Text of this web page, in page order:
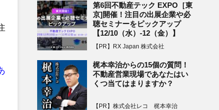
第6回不動産テック EXPO［東
京]開催！注目の出展企業や必
聴セミナーをピックアップ
【12/10（水）-12（金）】
【PR】RX Japan 株式会社
梶本幸治からの15個の質問！
不動産営業現場であなたはい
くつ当てはまりますか？
【PR】株式会社レコ 梶本幸治